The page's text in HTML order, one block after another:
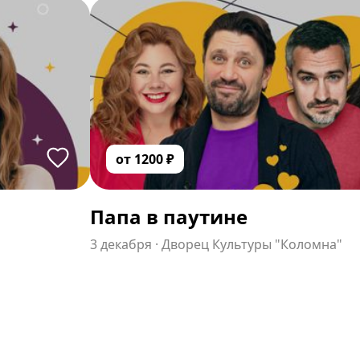
от 1200₽
Папа в паутине
3 декабря · Дворец Культуры "Коломна"